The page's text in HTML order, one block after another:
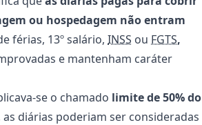
ou hospedagem não entram
férias, 13º salário, INSS ou FGTS,
e mantenham caráter
se o chamado limite de 50% do
as diárias poderiam ser consideradas